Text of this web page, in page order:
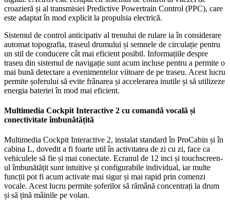
croazieră și al transmisiei Predictive Powertrain Control (PPC), care
este adaptat în mod explicit la propulsia electrică.
Sistemul de control anticipativ al trenului de rulare ia în considerare
automat topografia, traseul drumului și semnele de circulație pentru
un stil de conducere cât mai eficient posibil. Informațiile despre
traseu din sistemul de navigație sunt acum incluse pentru a permite o
mai bună detectare a evenimentelor viitoare de pe traseu. Acest lucru
permite șoferului să evite frânarea și accelerarea inutile și să utilizeze
energia bateriei în mod mai eficient.
Multimedia Cockpit Interactive 2 cu comandă vocală și
conectivitate îmbunătățită
Multimedia Cockpit Interactive 2, instalat standard în ProCabin și în
cabina L, dovedit a fi foarte util în activitatea de zi cu zi, face ca
vehiculele să fie și mai conectate. Ecranul de 12 inci și touchscreen-
ul îmbunătățit sunt intuitive și configurabile individual, iar multe
funcții pot fi acum activate mai sigur și mai rapid prin comenzi
vocale. Acest lucru permite șoferilor să rămână concentrați la drum
și să țină mâinile pe volan.